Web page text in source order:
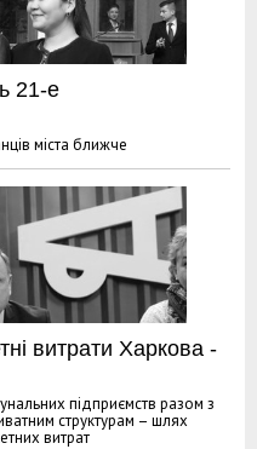
21-е
міста ближче
витрати Харкова -
підприємств разом з
структурам – шлях
витрат